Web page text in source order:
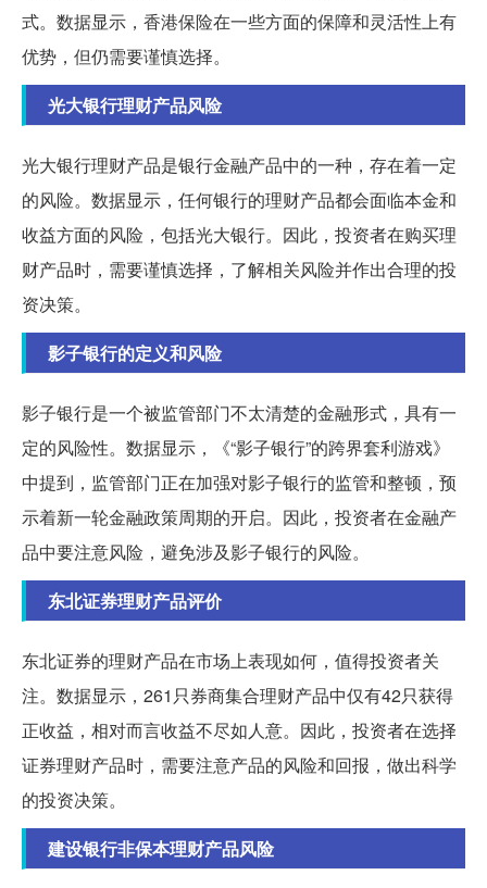
式。数据显示，香港保险在一些方面的保障和灵活性上有
优势，但仍需要谨慎选择。
光大银行理财产品风险
光大银行理财产品是银行金融产品中的一种，存在着一定
的风险。数据显示，任何银行的理财产品都会面临本金和
收益方面的风险，包括光大银行。因此，投资者在购买理
财产品时，需要谨慎选择，了解相关风险并作出合理的投
资决策。
影子银行的定义和风险
影子银行是一个被监管部门不太清楚的金融形式，具有一
定的风险性。数据显示，《“影子银行”的跨界套利游戏》
中提到，监管部门正在加强对影子银行的监管和整顿，预
示着新一轮金融政策周期的开启。因此，投资者在金融产
品中要注意风险，避免涉及影子银行的风险。
东北证券理财产品评价
东北证券的理财产品在市场上表现如何，值得投资者关
注。数据显示，261只券商集合理财产品中仅有42只获得
正收益，相对而言收益不尽如人意。因此，投资者在选择
证券理财产品时，需要注意产品的风险和回报，做出科学
的投资决策。
建设银行非保本理财产品风险